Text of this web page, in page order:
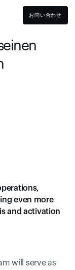
お問い合わせ
even more
and activation
will serve as